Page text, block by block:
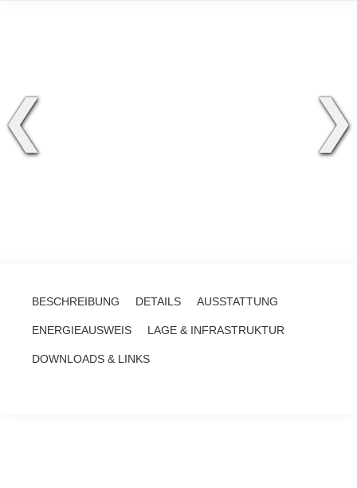
❮ ❯
BESCHREIBUNG DETAILS AUSSTATTUNG
ENERGIEAUSWEIS LAGE & INFRASTRUKTUR
DOWNLOADS & LINKS